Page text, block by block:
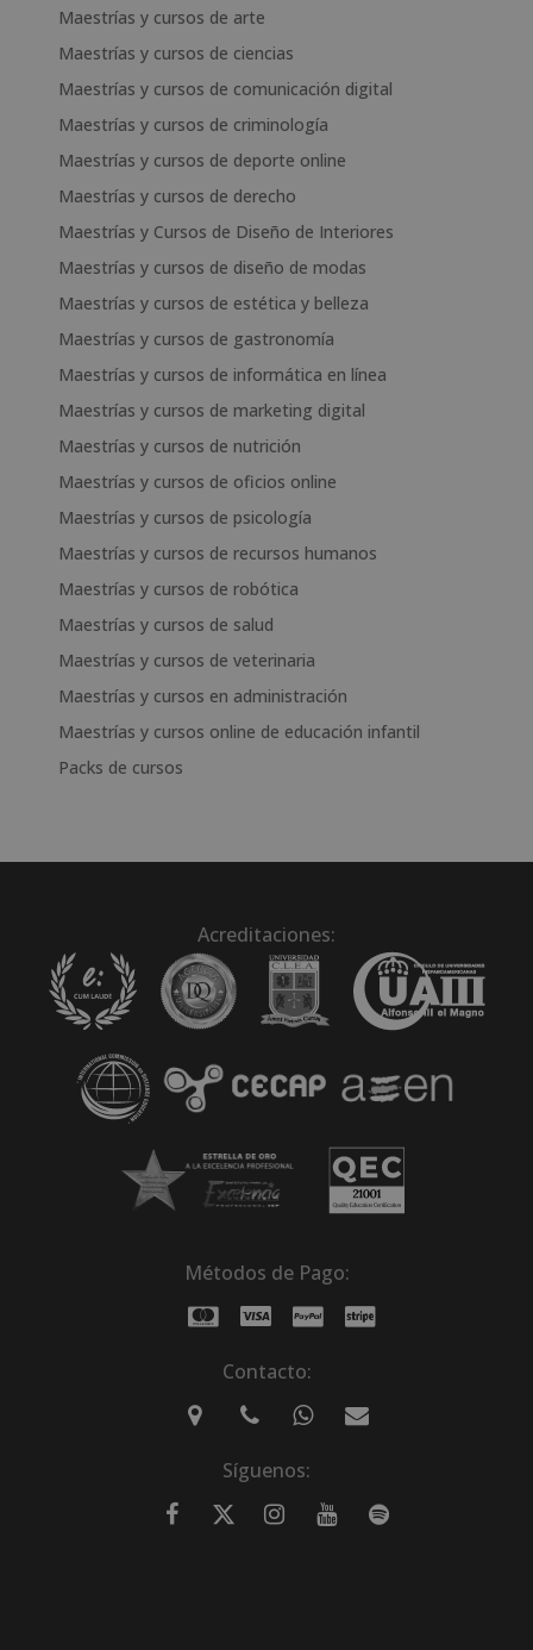
Maestrías y cursos de arte
Maestrías y cursos de ciencias
Maestrías y cursos de comunicación digital
Maestrías y cursos de criminología
Maestrías y cursos de deporte online
Maestrías y cursos de derecho
Maestrías y Cursos de Diseño de Interiores
Maestrías y cursos de diseño de modas
Maestrías y cursos de estética y belleza
Maestrías y cursos de gastronomía
Maestrías y cursos de informática en línea
Maestrías y cursos de marketing digital
Maestrías y cursos de nutrición
Maestrías y cursos de oficios online
Maestrías y cursos de psicología
Maestrías y cursos de recursos humanos
Maestrías y cursos de robótica
Maestrías y cursos de salud
Maestrías y cursos de veterinaria
Maestrías y cursos en administración
Maestrías y cursos online de educación infantil
Packs de cursos
Acreditaciones:
Métodos de Pago:
Contacto:
Síguenos: